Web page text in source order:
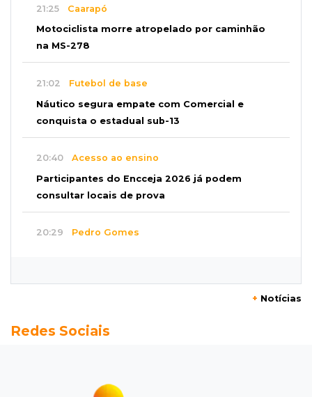
21:25 Caarapó
Motociclista morre atropelado por caminhão
na MS-278
21:02 Futebol de base
Náutico segura empate com Comercial e
conquista o estadual sub-13
20:40 Acesso ao ensino
Participantes do Encceja 2026 já podem
consultar locais de prova
20:29 Pedro Gomes
Pantanal treina em Goiânia antes de jogo que
Campeonato Brasileiro
+ Notícias
Redes Sociais